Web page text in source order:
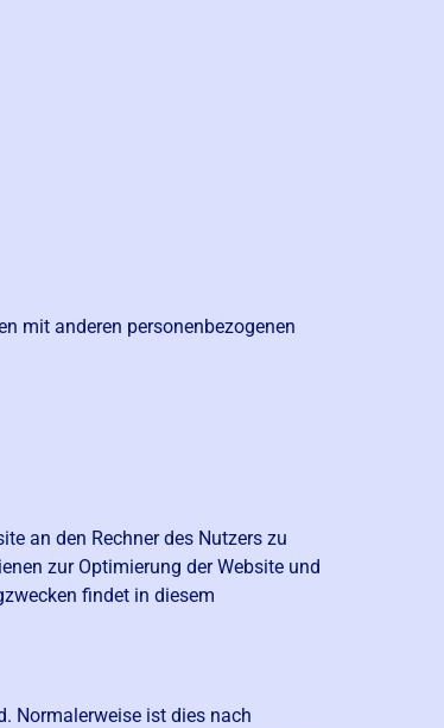
mit anderen personenbezogenen
an den Rechner des Nutzers zu
zur Optimierung der Website und
findet in diesem
Normalerweise ist dies nach